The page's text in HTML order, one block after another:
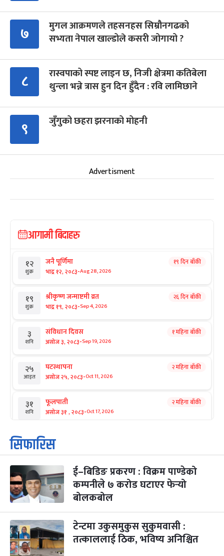
७
मुगल आक्रमणले तहसनहस सिम्रौनगढको
सभ्यता नेपाल खाल्डोले कसरी जोगायो ?
८
रास्वपाको स्पष्ट लाइन छ, निजी क्षेत्रमा कतिबेला
थुन्ला भन्ने त्रास हुन दिन हुँदैन : रवि लामिछाने
९ जुँगुको छहरा झरनाको मोहनी
Advertisment
आगामी बिदाहरु
१२
शुक्र
जनै पूर्णिमा
भाद्र १२, २०८३-Aug 28, 2026
१९ दिन बाँकी
१९
शुक्र
श्रीकृष्ण जन्माष्टमी व्रत
भाद्र १९, २०८३-Sep 4, 2026
२६ दिन बाँकी
३
शनि
संविधान दिवस
असोज ३, २०८३-Sep 19, 2026
१ महिना बाँकी
२५
आइत
घटस्थापना
असोज २५, २०८३-Oct 11, 2026
२ महिना बाँकी
३१
शनि
फूलपाती
असोज ३१ , २०८३-Oct 17, 2026
२ महिना बाँकी
१
आइत
कार्तिक सङ्क्रान्ति
कार्तिक १, २०८३
३
मंगल
महानवमी
कार्तिक ३, २०८३-Oct 20, 2026
२ महिना बाँकी
४
५
बिहि
पापा‌ङ्कुशा एकादशी व्रत
कार्तिक ५, २०८३
२ महिना बाँकी
सिफारिस
ई–बिडिङ प्रकरण : विक्रम पाण्डेको
कम्पनीले ७ करोड घटाएर फेर्‍यो
बोलकबोल
टेन्टमा उकुसमुकुस सुकुमवासी :
तत्काललाई ठिक, भविष्य अनिश्चित